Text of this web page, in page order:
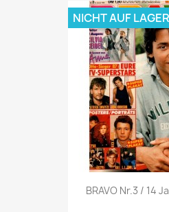

BRAVO Nr.3 / 14
NICHT AUF LAGER